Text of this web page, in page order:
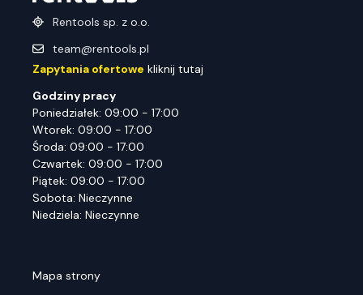
Rentools sp. z o.o.
team@rentools.pl
Zapytania ofertowe kliknij tutaj
Godziny pracy
Poniedziałek: 09:00 - 17:00
Wtorek: 09:00 - 17:00
Środa: 09:00 - 17:00
Czwartek: 09:00 - 17:00
Piątek: 09:00 - 17:00
Sobota: Nieczynne
Niedziela: Nieczynne
Mapa strony